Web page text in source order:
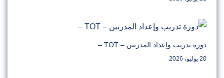
دورة تدريب وإعداد المدربين – TOT –
20 يوليو، 2026